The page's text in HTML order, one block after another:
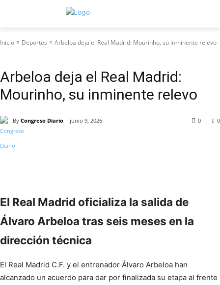
Inicio Deportes Arbeloa deja el Real Madrid: Mourinho, su inminente relevo
Arbeloa deja el Real Madrid:
Mourinho, su inminente relevo
By Congreso Diario junio 9, 2026 0
0
El Real Madrid oficializa la salida de
Álvaro Arbeloa tras seis meses en la
dirección técnica
El Real Madrid C.F. y el entrenador Álvaro Arbeloa han
alcanzado un acuerdo para dar por finalizada su etapa al frente